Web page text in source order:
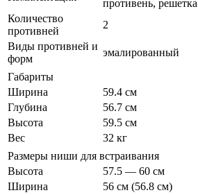
противень, решетка
Количество
противней
2
Виды противней и
форм
эмалированный
Габариты
Ширина
59.4 см
Глубина
56.7 см
Высота
59.5 см
Вес
32 кг
Размеры ниши для встраивания
Высота
57.5 — 60 см
Ширина
56 см (56.8 см)